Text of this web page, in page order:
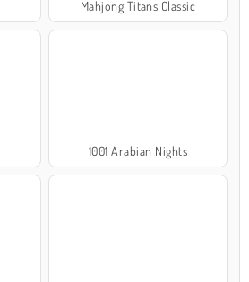
Mahjong Titans Classic
1001 Arabian Nights